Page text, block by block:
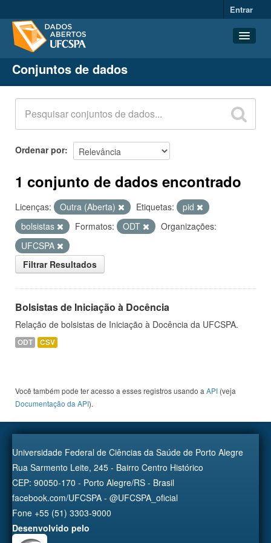
Entrar
Conjuntos de dados
Organizações
Grupos
Sobre
Conjuntos de dados
Ordenar por
1 conjunto de dados encontrado
Licenças: Outra (Aberta) Etiquetas:
pid
bolsistas
Formatos: ODT
Organizações:
UFCSPA
Filtrar Resultados
Bolsistas de Iniciação à Docência
Relação de bolsistas de Iniciação à Docência da UFCSPA.
ODT CSV
Você também pode ter acesso a esses registros usando a API (veja
Documentação da API).
Universidade Federal de Ciências da Saúde de Porto Alegre
Rua Sarmento Leite, 245 - Bairro Centro Histórico
CEP: 90050-170 - Porto Alegre/RS - Brasil
facebook.com/UFCSPA - @UFCSPA_oficial
Fone +55 (51) 3303-9000
Desenvolvido pelo